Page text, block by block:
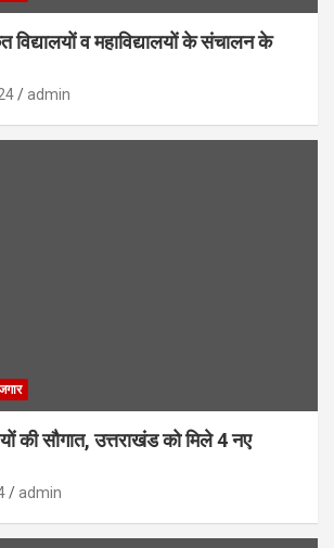
व महाविद्यालयों के संचालन के
admin
की सौगात, उत्तराखंड को मिले 4 नए
admin